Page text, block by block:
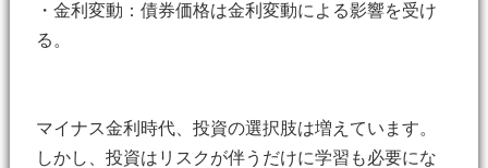
・金利変動：債券価格は金利変動による影響を受け
る。
マイナス金利時代、投資の選択肢は増えています。
しかし、投資はリスクが伴うだけに学習も必要にな